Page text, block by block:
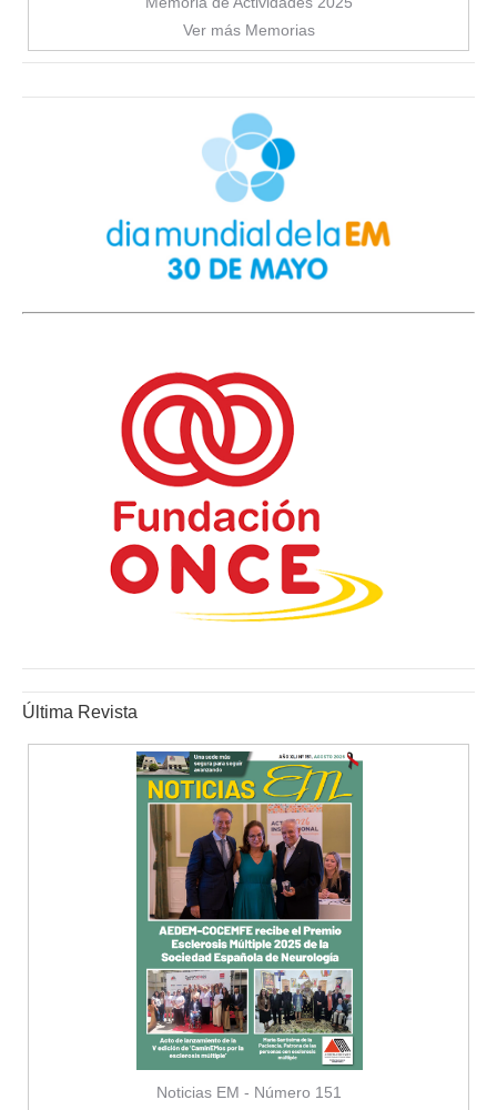
Ver más Memorias
Última Revista
Noticias EM - Número 151